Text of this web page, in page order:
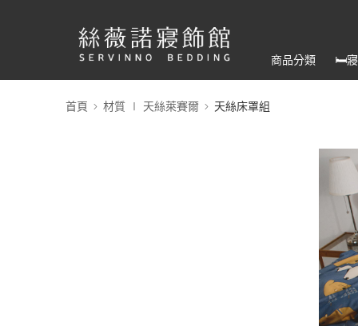
商品分類 🛏️寢
首頁 材質 ∣ 天絲萊賽爾 天絲床罩組